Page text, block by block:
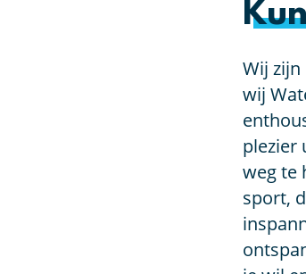
Wij zijn
wij
plezier
weg te
sport,